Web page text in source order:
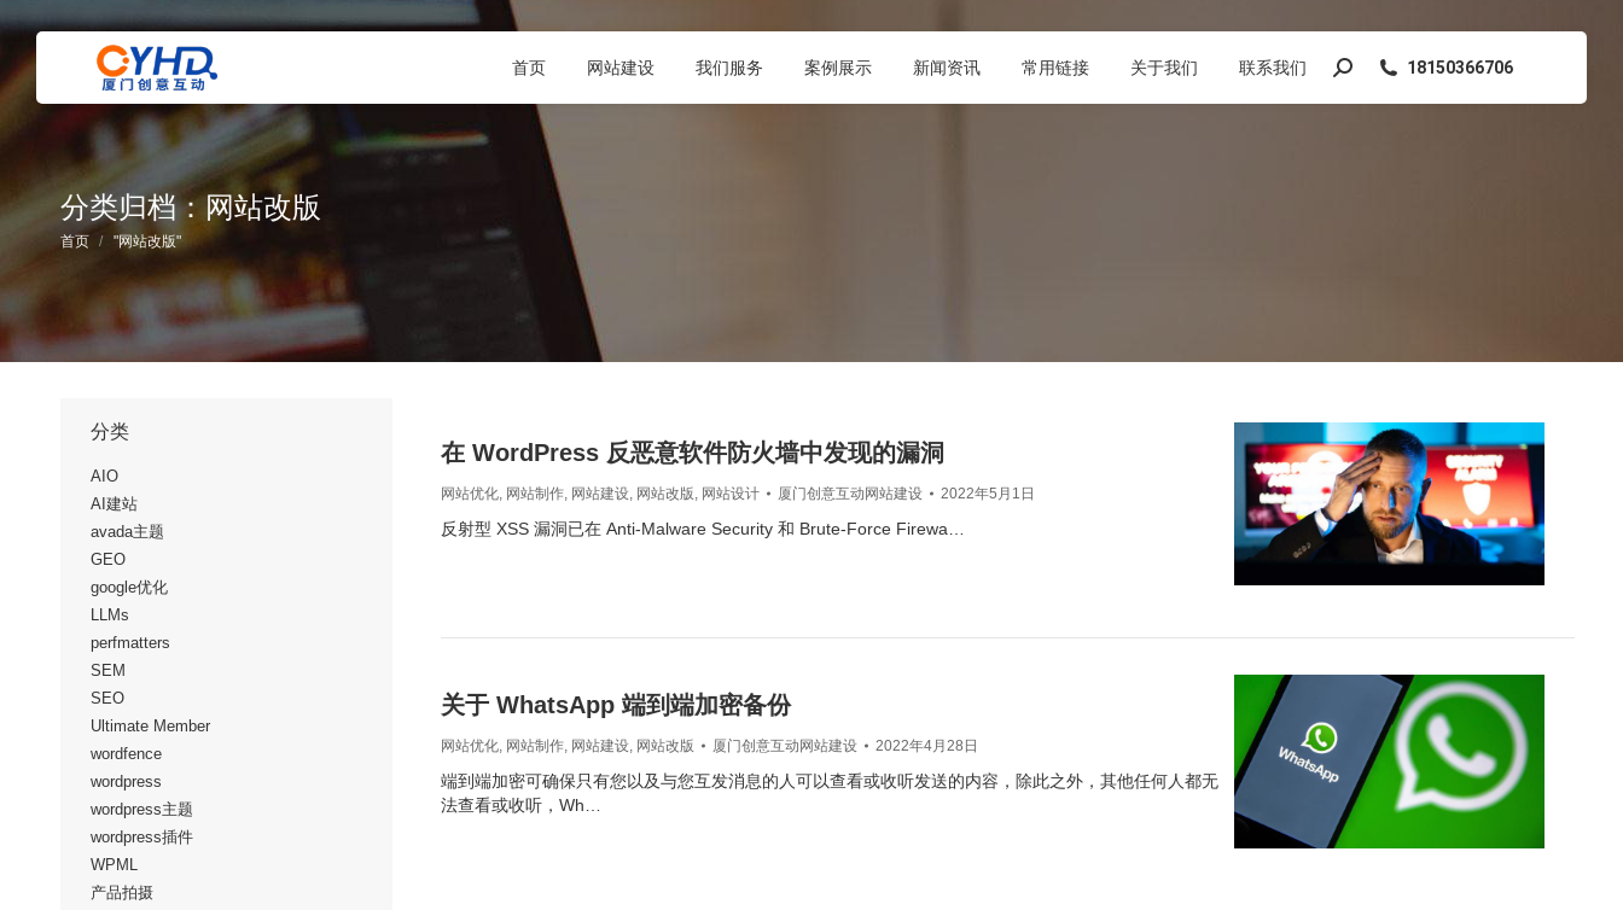
首页 网站建设 我们服务 案例展示 新闻资讯 常用链接 关于我们 联系我们
搜
18150366706
分类归档：网站改版
您在这里：
首页 "网站改版"
在 WordPress 反恶意软件防火墙中发现的漏洞
网站优化, 网站制作, 网站建设, 网站改版, 网站设计 厦门创意互动网站建设 2022年5月1日
反射型 XSS 漏洞已在 Anti-Malware Security 和 Brute-Force Firewa…
关于 WhatsApp 端到端加密备份
网站优化, 网站制作, 网站建设, 网站改版 厦门创意互动网站建设 2022年4月28日
端到端加密可确保只有您以及与您互发消息的人可以查看或收听发送的内容，除此之外，其他任何人都无
法查看或收听，Wh…
分类
AIO
AI建站
avada主题
GEO
google优化
LLMs
perfmatters
SEM
SEO
Ultimate Member
wordfence
wordpress
wordpress主题
wordpress插件
WPML
产品拍摄